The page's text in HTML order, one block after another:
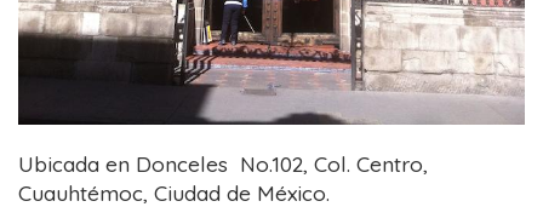
Ubicada en Donceles No.102, Col. Centro,
Cuauhtémoc, Ciudad de México.